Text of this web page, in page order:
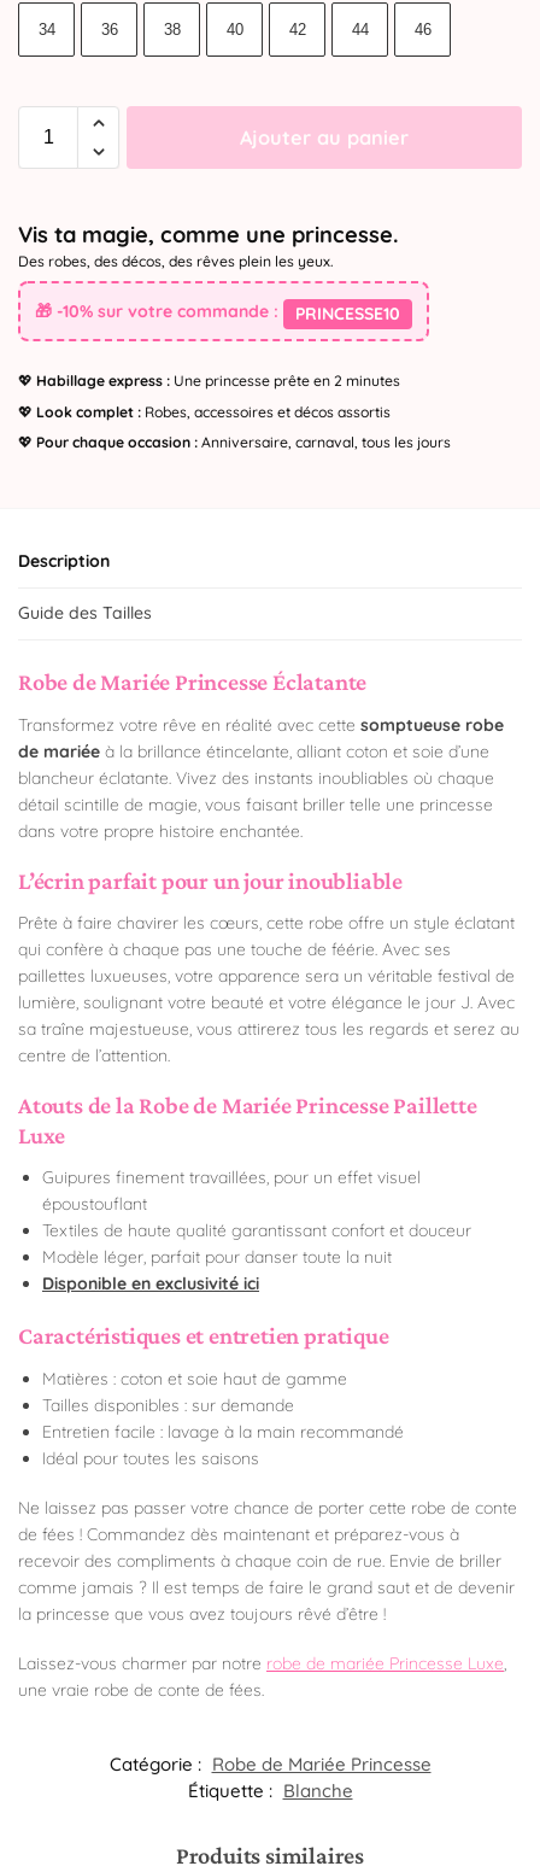
34 36 38 40 42 44 46
Ajouter au panier
Vis ta magie, comme une princesse.
Des robes, des décos, des rêves plein les yeux.
🎁 -10% sur votre commande : PRINCESSE10
💖 Habillage express : Une princesse prête en 2 minutes
💖 Look complet : Robes, accessoires et décos assortis
💖 Pour chaque occasion : Anniversaire, carnaval, tous les jours
Description
Guide des Tailles
Robe de Mariée Princesse Éclatante
Transformez votre rêve en réalité avec cette somptueuse robe
de mariée à la brillance étincelante, alliant coton et soie d’une
blancheur éclatante. Vivez des instants inoubliables où chaque
détail scintille de magie, vous faisant briller telle une princesse
dans votre propre histoire enchantée.
L’écrin parfait pour un jour inoubliable
Prête à faire chavirer les cœurs, cette robe offre un style éclatant
qui confère à chaque pas une touche de féérie. Avec ses
paillettes luxueuses, votre apparence sera un véritable festival de
lumière, soulignant votre beauté et votre élégance le jour J. Avec
sa traîne majestueuse, vous attirerez tous les regards et serez au
centre de l’attention.
Atouts de la Robe de Mariée Princesse Paillette
Luxe
Guipures finement travaillées, pour un effet visuel
époustouflant
Textiles de haute qualité garantissant confort et douceur
Modèle léger, parfait pour danser toute la nuit
Disponible en exclusivité ici
Caractéristiques et entretien pratique
Matières : coton et soie haut de gamme
Tailles disponibles : sur demande
Entretien facile : lavage à la main recommandé
Idéal pour toutes les saisons
Ne laissez pas passer votre chance de porter cette robe de conte
de fées ! Commandez dès maintenant et préparez-vous à
recevoir des compliments à chaque coin de rue. Envie de briller
comme jamais ? Il est temps de faire le grand saut et de devenir
la princesse que vous avez toujours rêvé d’être !
Laissez-vous charmer par notre robe de mariée Princesse Luxe
une vraie robe de conte de fées.
Catégorie : Robe de Mariée Princesse
Étiquette : Blanche
Produits similaires